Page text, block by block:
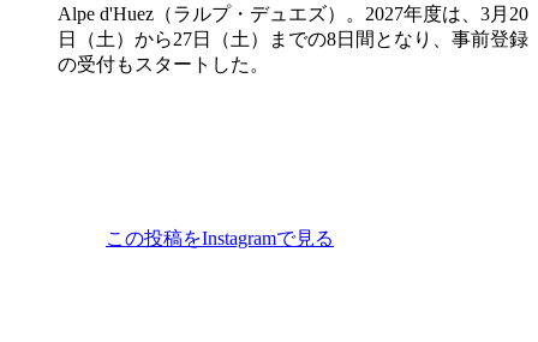
Alpe d'Huez（ラルプ・デュエズ）。2027年度は、3月20
日（土）から27日（土）までの8日間となり、事前登録
の受付もスタートした。
この投稿をInstagramで見る